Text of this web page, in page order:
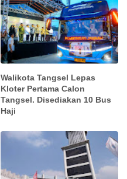
Walikota Tangsel Lepas
Kloter Pertama Calon
Tangsel. Disediakan 10 Bus
Haji